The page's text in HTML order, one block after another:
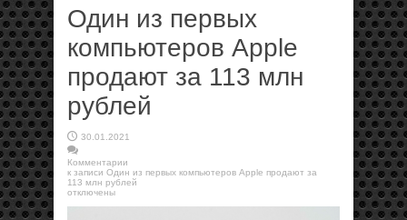
Один из первых
компьютеров Apple
продают за 113 млн
рублей
30.01.2021
Комментарии
к записи Один из первых компьютеров Apple продают за
113 млн рублей
отключены